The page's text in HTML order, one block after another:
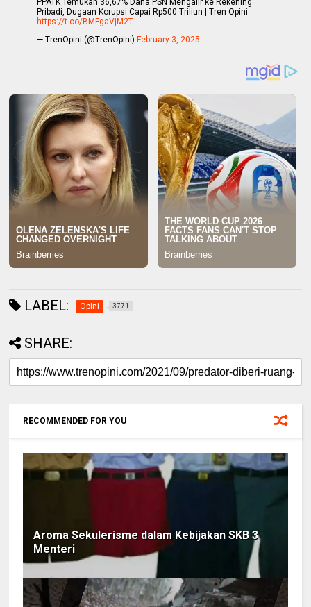
PPATK Temukan 36,67% Dana PSN Mengalir ke Rekening
Pribadi, Dugaan Korupsi Capai Rp500 Triliun | Tren Opini
https://t.co/BMFgaVjM2T
— TrenOpini (@TrenOpini) February 3, 2025
LABEL: Opini 3771
SHARE:
RECOMMENDED FOR YOU
Aroma Sekulerisme dalam Kebijakan SKB 3
Menteri